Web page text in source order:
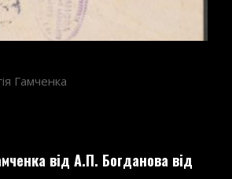
Гамченка
від А.П. Богданова від